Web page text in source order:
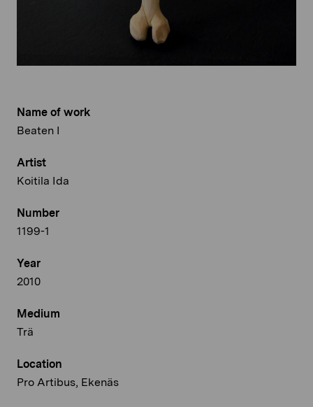
Name of work
Beaten I
Artist
Koitila Ida
Number
1199-1
Year
2010
Medium
Trä
Location
Pro Artibus, Ekenäs